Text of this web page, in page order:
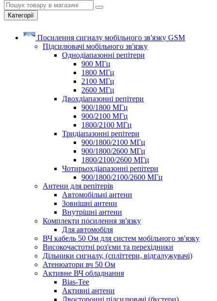
Категорії
Посилення сигналу мобільного зв'язку GSM
Підсилювачі мобільного зв'язку
Однодіапазонні репітери
900 МГц
1800 МГц
2100 МГц
2600 МГц
Двохдіапазонні репітери
900/1800 МГц
900/2100 МГц
1800/2100 МГц
Тридіапазонні репітери
900/1800/2100 МГц
900/1800/2600 МГц
1800/2100/2600 МГц
Чотирьохдіапазонні репітери
900/1800/2100/2600 МГц
Антени для репітерів
Автомобільні антени
Зовнішні антени
Внутрішні антени
Комплекти посилення зв'язку
Для автомобіля
ВЧ кабель 50 Ом для систем мобільного зв'язку
Високочастотні роз'єми та перехідники
Дільники сигналу, (спліттери, відгалужувачі)
Атенюатори вч 50 Ом
Активне ВЧ обладнання
Bias-Tee
Активні антени
Двосторонні підсилювачі (бустери)